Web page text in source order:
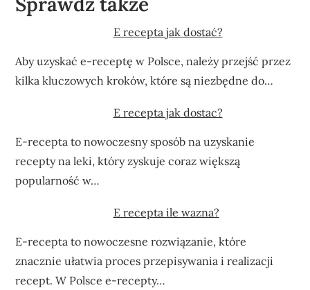
E recepta jak dostać?
Aby uzyskać e-receptę w Polsce, należy przejść przez
kilka kluczowych kroków, które są niezbędne do…
E recepta jak dostac?
E-recepta to nowoczesny sposób na uzyskanie
recepty na leki, który zyskuje coraz większą
popularność w…
E recepta ile wazna?
E-recepta to nowoczesne rozwiązanie, które
znacznie ułatwia proces przepisywania i realizacji
recept. W Polsce e-recepty…